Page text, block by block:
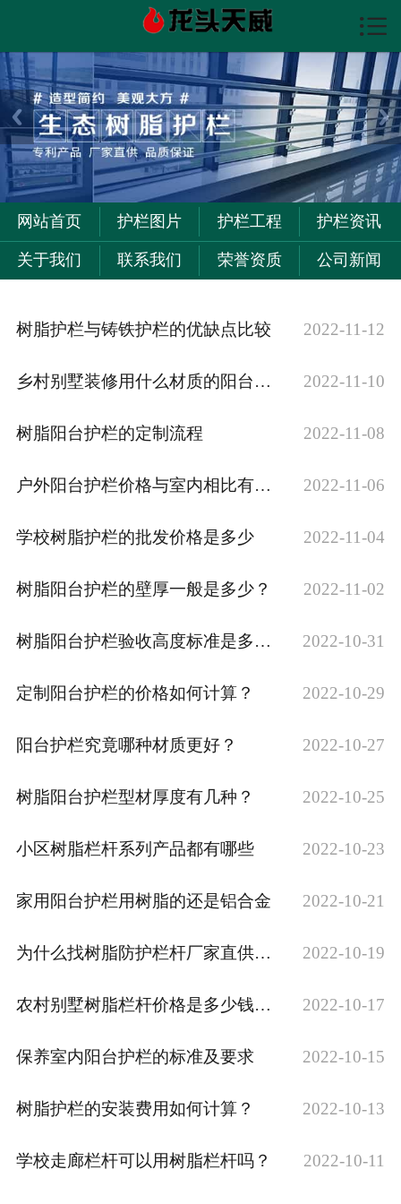

护栏图片
护栏资讯
护栏工程
关于我们
联系我们

网站首页 护栏图片 护栏工程 护栏资讯
关于我们 联系我们 荣誉资质 公司新闻
树脂护栏与铸铁护栏的优缺点比较 2022-11-12
乡村别墅装修用什么材质的阳台护栏好 2022-11-10
树脂阳台护栏的定制流程 2022-11-08
户外阳台护栏价格与室内相比有什么不同？ 2022-11-06
学校树脂护栏的批发价格是多少 2022-11-04
树脂阳台护栏的壁厚一般是多少？ 2022-11-02
树脂阳台护栏验收高度标准是多少？ 2022-10-31
定制阳台护栏的价格如何计算？ 2022-10-29
阳台护栏究竟哪种材质更好？ 2022-10-27
树脂阳台护栏型材厚度有几种？ 2022-10-25
小区树脂栏杆系列产品都有哪些 2022-10-23
家用阳台护栏用树脂的还是铝合金 2022-10-21
为什么找树脂防护栏杆厂家直供产品 2022-10-19
农村别墅树脂栏杆价格是多少钱一米 2022-10-17
保养室内阳台护栏的标准及要求 2022-10-15
树脂护栏的安装费用如何计算？ 2022-10-13
学校走廊栏杆可以用树脂栏杆吗？ 2022-10-11